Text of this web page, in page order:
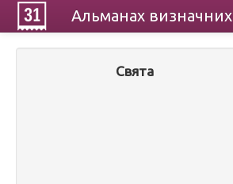
Альманах визначних
Свята